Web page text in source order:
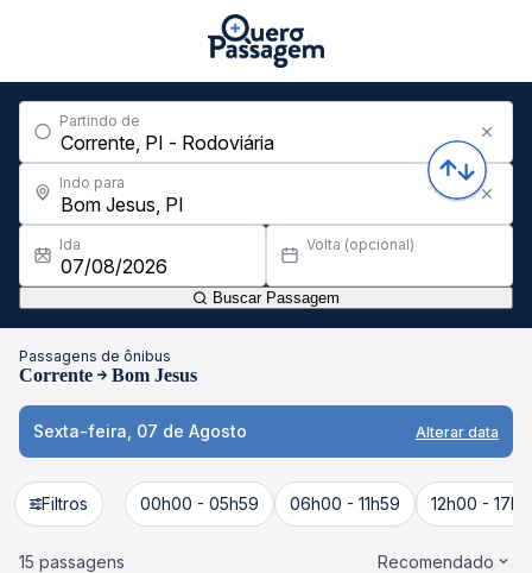
Partindo de
Indo para
Ida Volta (opcional)
Buscar Passagem
Passagens de ônibus
Corrente Bom Jesus
Sexta-feira, 07 de Agosto Alterar data
Filtros 00h00 - 05h59 06h00 - 11h59 12h00 -
15 passagens Recomendado